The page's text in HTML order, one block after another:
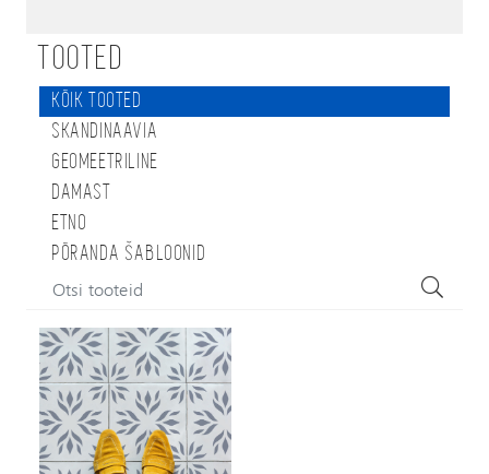
TOOTED
KÕIK TOOTED
SKANDINAAVIA
GEOMEETRILINE
DAMAST
ETNO
PÕRANDA ŠABLOONID